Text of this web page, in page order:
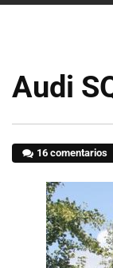
Audi
16 comentarios